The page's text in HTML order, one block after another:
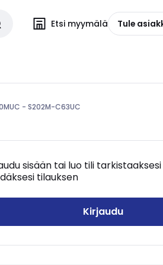
Etsi myymälä Tule
- S202M-C63UC
sisään tai luo tili
tilauksen
Kirjaudu